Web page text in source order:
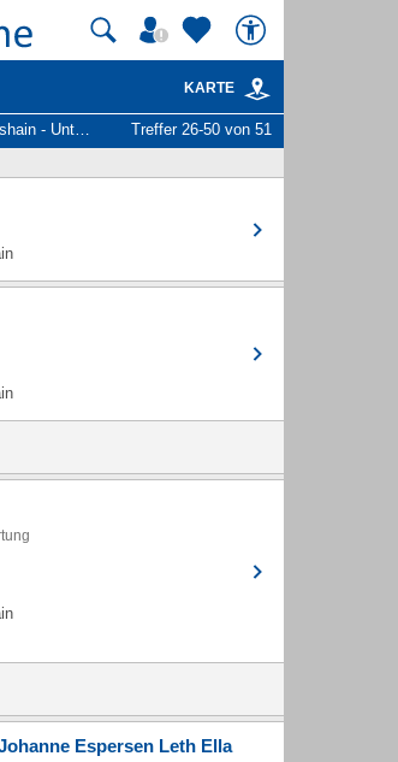
KARTE
und Personen Treffer 26-50 von 51
Espersen Leth Ella